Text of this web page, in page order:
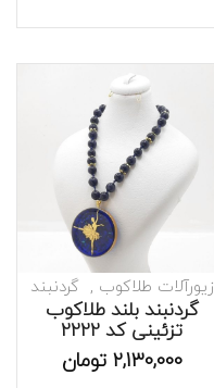
موجود است
زیورآلات طلاکوب گردنبند
گردنبند بلند طلاکوب
تزئینی کد 2222
2,130,000 تومان